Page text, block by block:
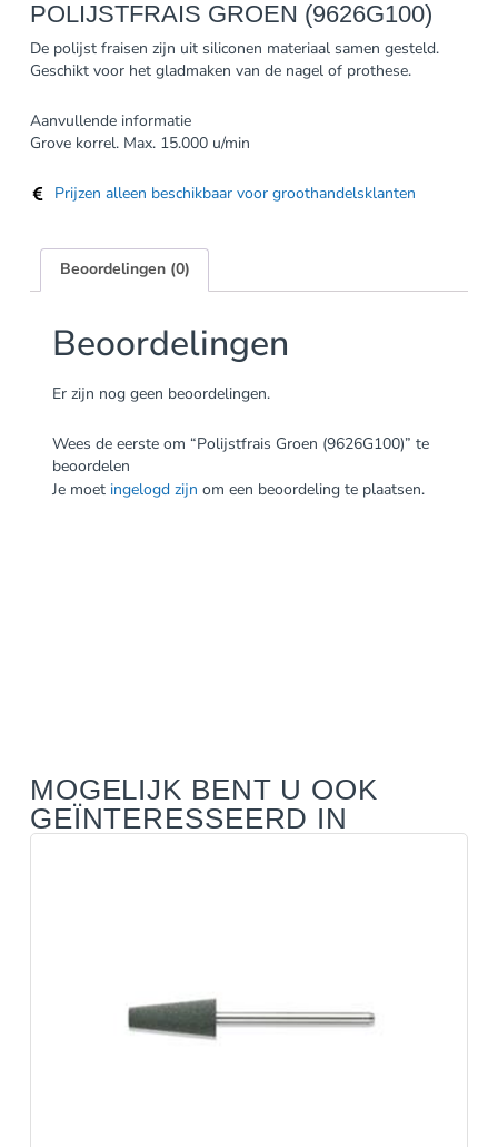
POLIJSTFRAIS GROEN (9626G100)
De polijst fraisen zijn uit siliconen materiaal samen gesteld.
Geschikt voor het gladmaken van de nagel of prothese.
Aanvullende informatie
Grove korrel. Max. 15.000 u/min
Prijzen alleen beschikbaar voor groothandelsklanten
Beoordelingen (0)
Beoordelingen
Er zijn nog geen beoordelingen.
Wees de eerste om “Polijstfrais Groen (9626G100)” te
beoordelen
Je moet ingelogd zijn om een beoordeling te plaatsen.
MOGELIJK BENT U OOK
GEÏNTERESSEERD IN